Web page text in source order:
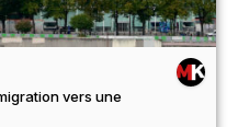
vers une